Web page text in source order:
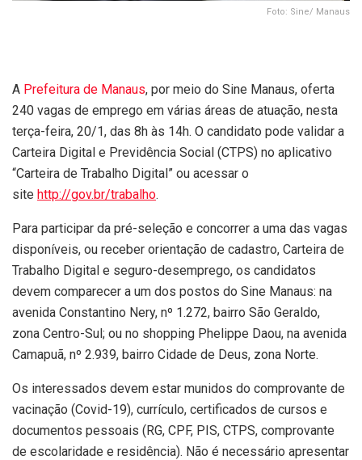
Foto: Sine/ Manaus
A Prefeitura de Manaus, por meio do Sine Manaus, oferta
240 vagas de emprego em várias áreas de atuação, nesta
terça-feira, 20/1, das 8h às 14h. O candidato pode validar a
Carteira Digital e Previdência Social (CTPS) no aplicativo
“Carteira de Trabalho Digital” ou acessar o
site http://gov.br/trabalho.
Para participar da pré-seleção e concorrer a uma das vagas
disponíveis, ou receber orientação de cadastro, Carteira de
Trabalho Digital e seguro-desemprego, os candidatos
devem comparecer a um dos postos do Sine Manaus: na
avenida Constantino Nery, nº 1.272, bairro São Geraldo,
zona Centro-Sul; ou no shopping Phelippe Daou, na avenida
Camapuã, nº 2.939, bairro Cidade de Deus, zona Norte.
Os interessados devem estar munidos do comprovante de
vacinação (Covid-19), currículo, certificados de cursos e
documentos pessoais (RG, CPF, PIS, CTPS, comprovante
de escolaridade e residência). Não é necessário apresentar